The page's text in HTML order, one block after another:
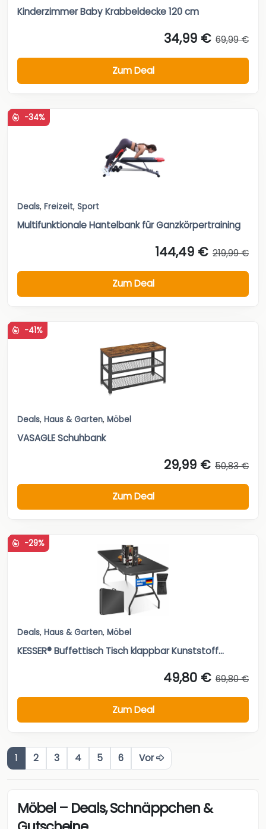
Kinderzimmer Baby Krabbeldecke 120 cm
34,99 € 69,99 €
Zum Deal
-34%
Deals, Freizeit, Sport
Multifunktionale Hantelbank für Ganzkörpertraining
144,49 € 219,99 €
Zum Deal
-41%
Deals, Haus & Garten, Möbel
VASAGLE Schuhbank
29,99 € 50,83 €
Zum Deal
-29%
Deals, Haus & Garten, Möbel
KESSER® Buffettisch Tisch klappbar Kunststoff...
49,80 € 69,80 €
Zum Deal
1 2 3 4 5 6 Vor
Möbel – Deals, Schnäppchen &